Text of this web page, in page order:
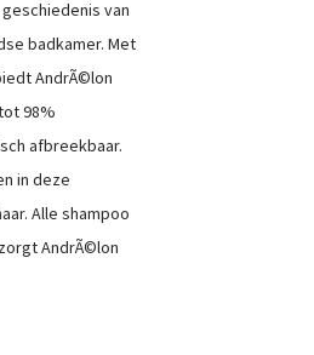
van
badkamer. Met
AndrÃ©lon
98%
afbreekbaar.
in deze
Alle shampoo
AndrÃ©lon